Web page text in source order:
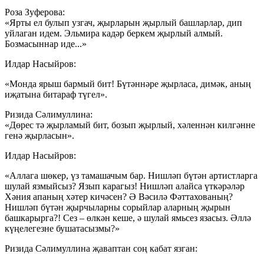
Роза Зуферова:
«Ярты ел булып узгач, җырларын җырлый башларлар, дип
уйлаган идем. Эльмира кадәр беркем җырлый алмый.
Бозмасыннар иде...»
Илдар Насыйров:
«Монда ярыш бармый бит! Бүтәннәре җырласа, димәк, аның
иҗатына битараф түгел».
Ризида Сәлимуллина:
«Дөрес тә җырламый бит, бозып җырлый, хәленнән килгәнне
генә җырласын».
Илдар Насыйров:
«Аллага шөкер, үз тамашачым бар. Нишләп бүтән артистларга
шулай язмыйсыз? Язып карагыз! Нишләп алайса үткәрәләр
Хәния апаның хәтер кичәсен? Ә Вәсилә Фәттахованың?
Нишләп бүтән җырчыларны сорыйлар аларның җырын
башкарырга?! Сез – өлкән кеше, ә шулай ямьсез язасыз. Әллә
күңелегезне бушатасызмы?»
Ризида Сәлимуллина җаваптан соң кабат язган: